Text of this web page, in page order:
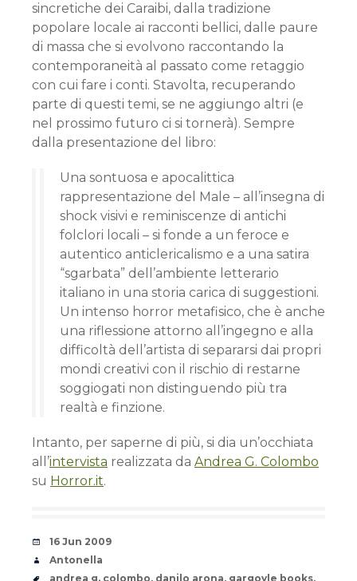
sincretiche dei Caraibi, dalla tradizione
popolare locale ai racconti bellici, dalle paure
di massa che si evolvono raccontando la
contemporaneità al passato come retaggio
con cui fare i conti. Stavolta, recuperando
parte di questi temi, se ne aggiungo altri (e
nel prossimo futuro ci si tornerà). Sempre
dalla presentazione del libro:
Una sontuosa e apocalittica
rappresentazione del Male – all’insegna di
shock visivi e reminiscenze di antichi
folclori locali – si fonde a un feroce e
autentico anticlericalismo e a una satira
“sgarbata” dell’ambiente letterario
italiano in una storia carica di suggestioni.
Un intenso horror metafisico, che è anche
una riflessione attorno all’ingegno e alla
difficoltà dell’artista di separarsi dai propri
mondi creativi con il rischio di restarne
soggiogati non distinguendo più tra
realtà e finzione.
Intanto, per saperne di più, si dia un’occhiata
all’intervista realizzata da Andrea G. Colombo
su Horror.it.
Date
16 Jun 2009
Author
Antonella
Tags
andrea g. colombo, danilo arona, gargoyle books,